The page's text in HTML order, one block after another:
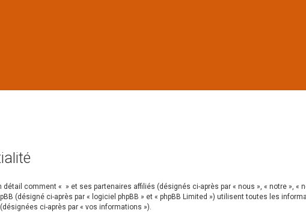
comment « » et ses partenaires affiliés (désignés ci-après par « nous », « notre », «
(désigné ci-après par « logiciel phpBB » et « phpBB Limited ») utilisent toutes les
ci-après par « vos informations »).